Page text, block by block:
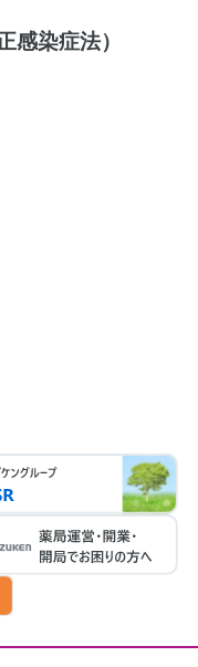
感染症法）
袋）
340円／週
薬剤管理指導を
用してお伺いす
通費(実費相当額)
険適用前の医薬
点）
）
291点）